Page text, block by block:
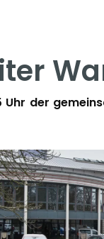
Uhr der